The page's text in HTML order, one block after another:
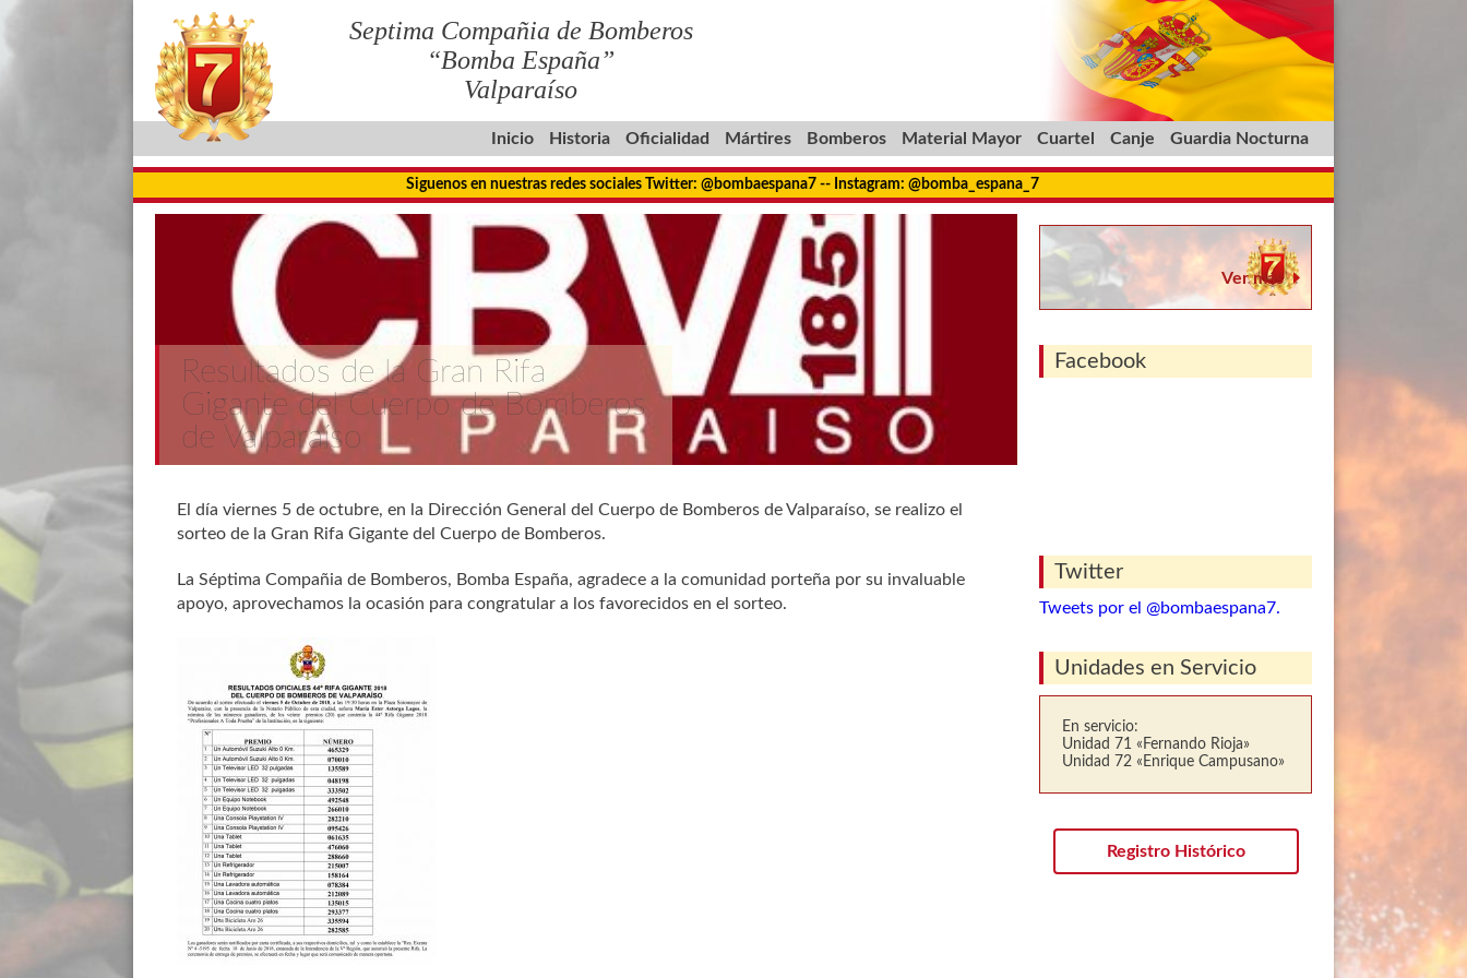
Septima Compañia de Bomberos
“Bomba España”
Valparaíso
Inicio Historia Oficialidad Mártires Bomberos Material Mayor Cuartel Canje Guardia Nocturna
Siguenos en nuestras redes sociales Twitter: @bombaespana7 -- Instagram: @bomba_espana_7
Resultados de la Gran Rifa
Gigante del Cuerpo de Bomberos
de Valparaíso
El día viernes 5 de octubre, en la Dirección General del Cuerpo de Bomberos de Valparaíso, se realizo el
sorteo de la Gran Rifa Gigante del Cuerpo de Bomberos.
La Séptima Compañia de Bomberos, Bomba España, agradece a la comunidad porteña por su invaluable
apoyo, aprovechamos la ocasión para congratular a los favorecidos en el sorteo.
Ver más
Facebook
Twitter
Tweets por el @bombaespana7.
Unidades en Servicio
En servicio:
Unidad 71 «Fernando Rioja»
Unidad 72 «Enrique Campusano»
Registro Histórico